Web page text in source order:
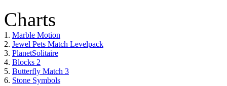
Charts
1. Marble Motion
2. Jewel Pets Match Levelpack
3. PlanetSolitaire
4. Blocks 2
5. Butterfly Match 3
6. Stone Symbols